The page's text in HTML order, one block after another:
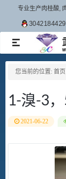
专业生产肉桂酸,
3042184429
TOGGLE
NAVIGATION
您当前的位置: 首页
1-溴-3
2021-06-22